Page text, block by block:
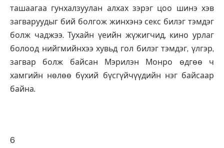
ташаагаа гунхалзуулан алхах зэрэг цоо шинэ хэв
загваруудыг бий болгож жинхэнэ секс билэг тэмдэг
болж чаджээ. Тухайн үеийн жүжигчид, кино урлаг
болоод нийгмийнхээ хувьд гол билэг тэмдэг, үлгэр,
загвар болж байсан Мэрилэн Монро өдгөө ч
хамгийн нөлөө бүхий бүсгүйчүүдийн нэг байсаар
байна.
6